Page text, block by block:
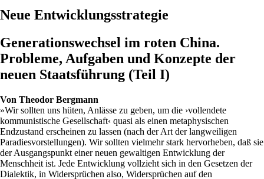
Neue Entwicklungsstrategie
Generationswechsel im roten China.
Probleme, Aufgaben und Konzepte der
neuen Staatsführung (Teil I)
Von Theodor Bergmann
»Wir sollten uns hüten, Anlässe zu geben, um die ›vollendete
kommunistische Gesellschaft‹ quasi als einen metaphysischen
Endzustand erscheinen zu lassen (nach der Art der langweiligen
Paradiesvorstellungen). Wir sollten vielmehr stark hervorheben, daß sie
der Ausgangspunkt einer neuen gewaltigen Entwicklung der
Menschheit ist. Jede Entwicklung vollzieht sich in den Gesetzen der
Dialektik, in Widersprüchen also, Widersprüchen auf den